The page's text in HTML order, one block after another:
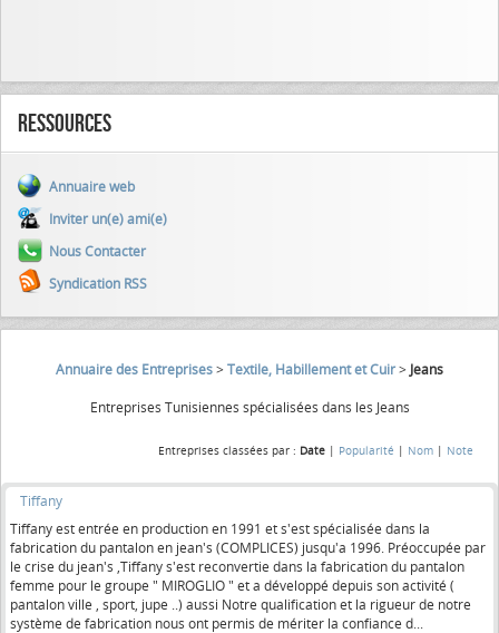
Ressources
Annuaire web
Inviter un(e) ami(e)
Nous Contacter
Syndication RSS
Annuaire des Entreprises>Textile, Habillement et Cuir> Jeans
Entreprises Tunisiennes spécialisées dans les Jeans
Entreprises classées par : Date | Popularité | Nom | Note
Tiffany
Tiffany est entrée en production en 1991 et s'est spécialisée dans la
fabrication du pantalon en jean's (COMPLICES) jusqu'a 1996. Préoccupée par
le crise du jean's ,Tiffany s'est reconvertie dans la fabrication du pantalon
femme pour le groupe " MIROGLIO " et a développé depuis son activité (
pantalon ville , sport, jupe ..) aussi Notre qualification et la rigueur de notre
système de fabrication nous ont permis de mériter la confiance d...